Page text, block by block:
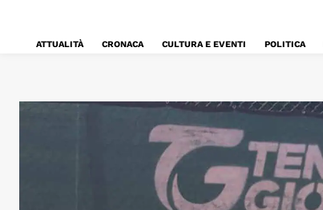
ATTUALITÀ CRONACA CULTURA E EVENTI POLITICA